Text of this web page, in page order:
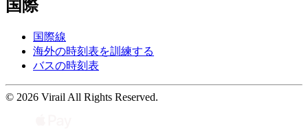
国際
国際線
海外の時刻表を訓練する
バスの時刻表
© 2026 Virail All Rights Reserved.